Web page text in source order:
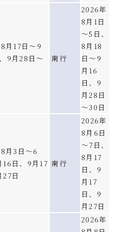
／あかしあ
毎日
ルが変則的になる場合がござ
ュールにつきましては、配船
さい。
されるお客様へ〉
新造船 はまなす」の運航計
あかしあ」での代替運航に
ございます。 大変恐れ入り
え、ご予約いただきますよ
月17日～9
9月28日～
南行
2026年
8月1日
～5日、
8月18
日～9
月16
日、9
月28日
～30日
月3日～6
16日、9月17
27日
南行
2026年
8月6日
～7日、
8月17
日、9
月17
日、9
月27日
2026年